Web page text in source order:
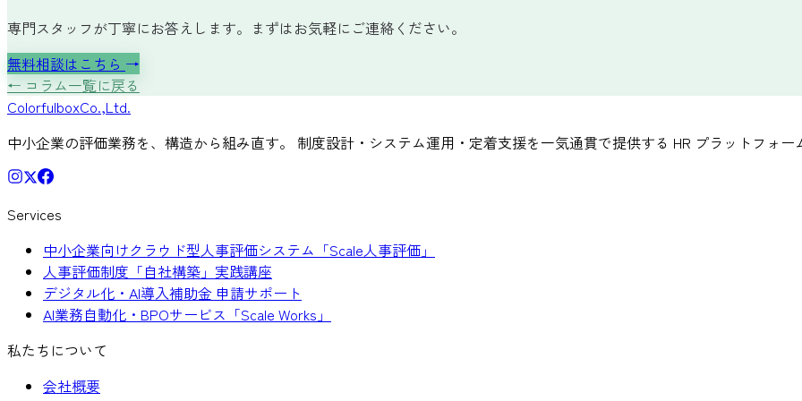
専門スタッフが丁寧にお答えします。まずはお気軽にご連絡ください。
無料相談はこちら →
← コラム一覧に戻る
ColorfulboxCo.,Ltd.
中小企業の評価業務を、構造から組み直す。 制度設計・システム運用・定着支援を一気通貫で提供する HR プラットフォー
Services
中小企業向けクラウド型人事評価システム「Scale人事評価」
人事評価制度「自社構築」実践講座
デジタル化・AI導入補助金 申請サポート
AI業務自動化・BPOサービス「Scale Works」
私たちについて
会社概要